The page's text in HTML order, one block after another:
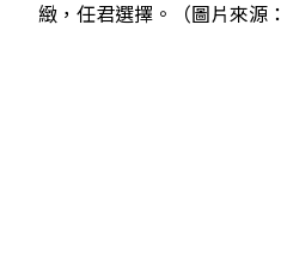
緻，任君選擇。（圖片來源：